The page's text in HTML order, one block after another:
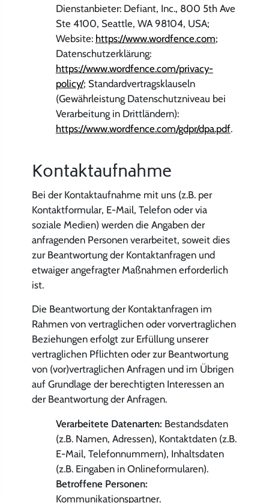
Dienstanbieter: Defiant, Inc., 800 5th Ave
Ste 4100, Seattle, WA 98104, USA;
Website: https://www.wordfence.com;
Datenschutzerklärung:
https://www.wordfence.com/privacy-
policy/; Standardvertragsklauseln
(Gewährleistung Datenschutzniveau bei
Verarbeitung in Drittländern):
https://www.wordfence.com/gdpr/dpa.pdf.
Kontaktaufnahme
Bei der Kontaktaufnahme mit uns (z.B. per
Kontaktformular, E-Mail, Telefon oder via
soziale Medien) werden die Angaben der
anfragenden Personen verarbeitet, soweit dies
zur Beantwortung der Kontaktanfragen und
etwaiger angefragter Maßnahmen erforderlich
ist.
Die Beantwortung der Kontaktanfragen im
Rahmen von vertraglichen oder vorvertraglichen
Beziehungen erfolgt zur Erfüllung unserer
vertraglichen Pflichten oder zur Beantwortung
von (vor)vertraglichen Anfragen und im Übrigen
auf Grundlage der berechtigten Interessen an
der Beantwortung der Anfragen.
Verarbeitete Datenarten: Bestandsdaten
(z.B. Namen, Adressen), Kontaktdaten (z.B.
E-Mail, Telefonnummern), Inhaltsdaten
(z.B. Eingaben in Onlineformularen).
Betroffene Personen:
Kommunikationspartner.